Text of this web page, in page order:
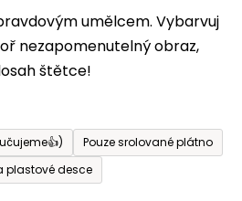
umělcem. Vybarvuj
nezapomenutelný obraz,
štětce!
Pouze srolované plátno
plastové desce